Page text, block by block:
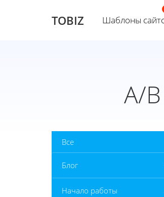
TOBIZ Шаблоны
A/
Все
Блог
Начало работы